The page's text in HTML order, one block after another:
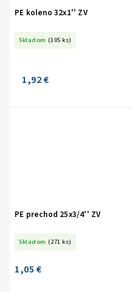
PE koleno 32x1'' ZV
Skladom (105 ks)
1,92 €
PE prechod 25x3/4'' ZV
Skladom (271 ks)
1,05 €